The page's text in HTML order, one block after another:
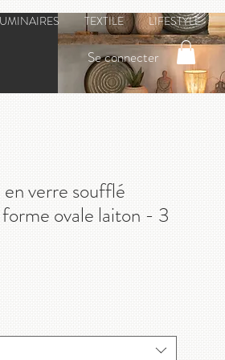
TEXTILE LIFESTYLE
Se connecter
verre soufflé
ovale laiton - 3